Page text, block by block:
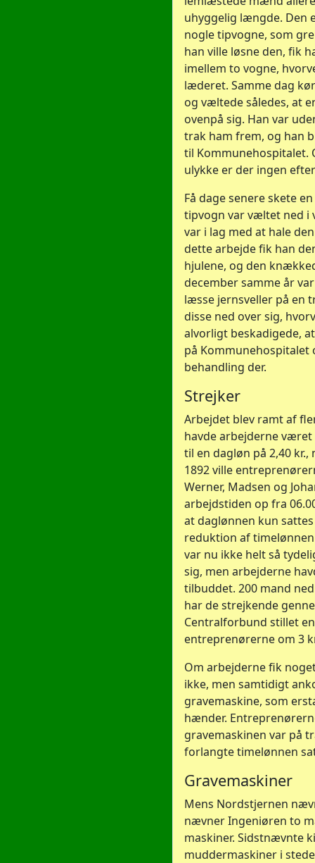
uhyggelig længde. Den
nogle tipvogne, som
han ville løsne den, fik
imellem to vogne,
læderet. Samme dag
og væltede således, at
ovenpå sig. Han var
trak ham frem, og han
til Kommunehospitalet.
ulykke er der ingen
Få dage senere skete
tipvogn var væltet ned i
var i lag med at hale
dette arbejde fik han
hjulene, og den
december samme år
læsse jernsveller på en
disse ned over sig,
alvorligt beskadigede,
på Kommunehospitalet
behandling der.
Strejker
Arbejdet blev ramt af
havde arbejderne været
til en dagløn på 2,40
1892 ville
Werner, Madsen og
arbejdstiden op fra
at daglønnen kun
reduktion af
var nu ikke helt så
sig, men arbejderne
tilbuddet. 200 mand
har de strejkende
Centralforbund stillet
entreprenørerne om 3
Om arbejderne fik
ikke, men samtidigt
gravemaskine, som
hænder.
gravemaskinen var på
forlangte timelønnen
Gravemaskiner
Mens Nordstjernen
nævner Ingeniøren to
maskiner. Sidstnævnte
muddermaskiner i